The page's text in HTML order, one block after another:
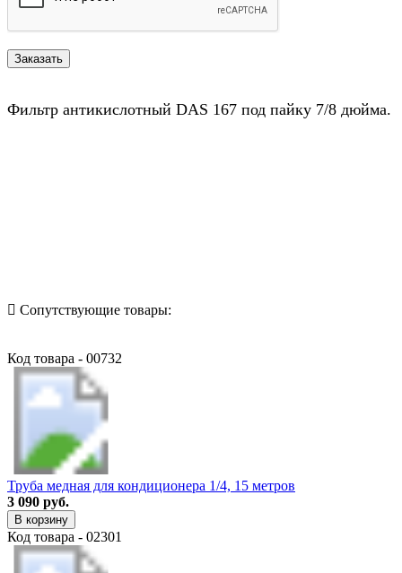
Фильтр антикислотный DAS 167 под пайку 7/8 дюйма.
Сопутствующие товары:
Код товара - 00732
Труба медная для кондиционера 1/4, 15 метров
3 090 руб.
В корзину
Код товара - 02301